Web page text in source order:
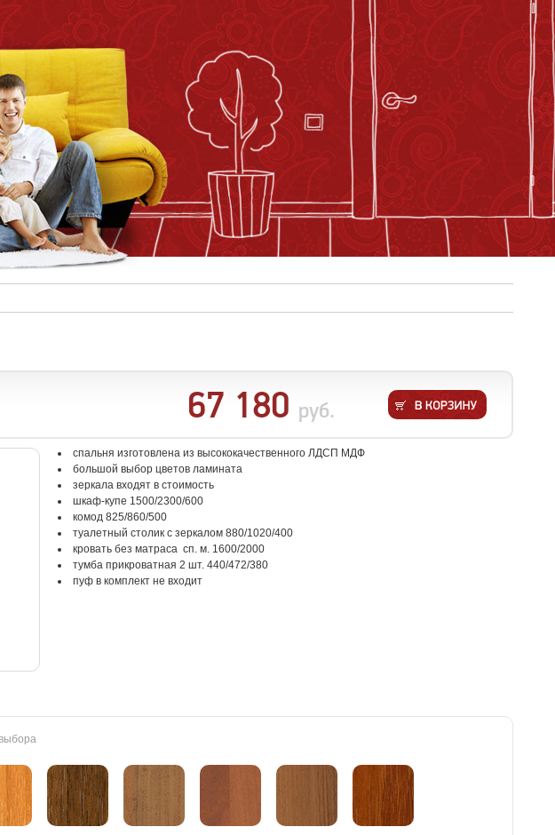
67 180 руб.
спальня изготовлена из высококачественного ЛДСП МДФ
большой выбор цветов ламината
зеркала входят в стоимость
шкаф-купе 1500/2300/600
комод 825/860/500
туалетный столик с зеркалом 880/1020/400
кровать без матраса сп. м. 1600/2000
тумба прикроватная 2 шт. 440/472/380
пуф в комплект не входит